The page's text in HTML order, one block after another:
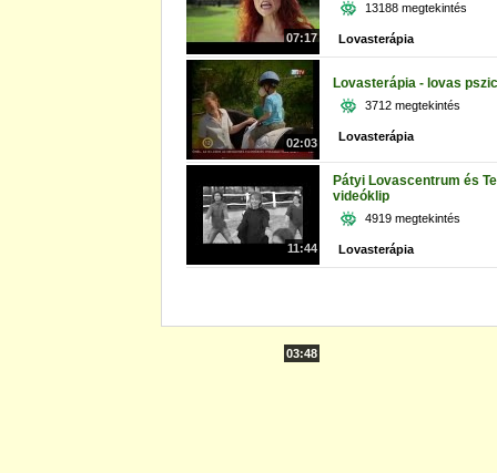
07:17
02:03
13188 megtekintés
Lovasterápia
11:44
Lovasterápia - lovas
3712 megtekintés
Lovasterápia
03:48
Pátyi Lovascentrum és
videóklip
4919 megtekintés
Lovasterápia